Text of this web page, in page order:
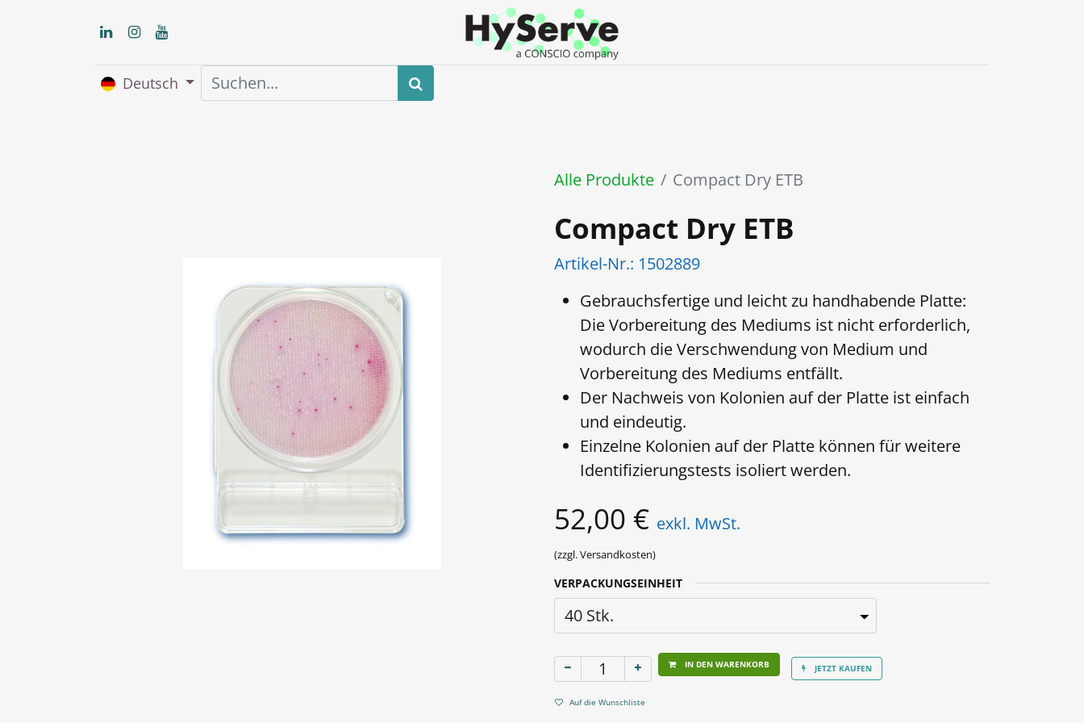
Deutsch
Alle Produkte Compact Dry ETB
Compact Dry ETB
Artikel-Nr.: 1502889
Gebrauchsfertige und leicht zu handhabende Platte:
Die Vorbereitung des Mediums ist nicht erforderlich,
wodurch die Verschwendung von Medium und
Vorbereitung des Mediums entfällt.
Der Nachweis von Kolonien auf der Platte ist einfach
und eindeutig.
Einzelne Kolonien auf der Platte können für weitere
Identifizierungstests isoliert werden.
52,00 € exkl. MwSt.
(zzgl. Versandkosten)
VERPACKUNGSEINHEIT
IN DEN WARENKORB JETZT KAUFEN
Auf die Wunschliste